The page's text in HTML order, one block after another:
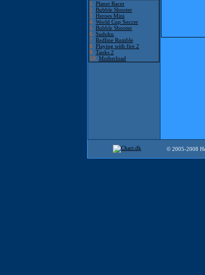
1.
Planet Racer
2. Bubble Shooter
3. Heroes Mini
4. World Cup Soccer
5. Bubble Shooter
6. Sudoku
7. Redline Rumble
8. Playing with fire 2
9. Tanks 2
10. Motherload
© 2005-2008